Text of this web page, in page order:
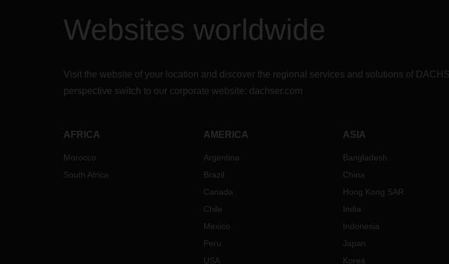
Websites worldwide
Visit the website of your location and discover the regional services and solutions of
perspective switch to our corporate website: dachser.com
AFRICA
Morocco
South Africa
AMERICA
Argentina
Brazil
Canada
Chile
Mexico
Peru
USA
ASIA
Bangladesh
China
Hong Kong SAR
India
Indonesia
Japan
Korea